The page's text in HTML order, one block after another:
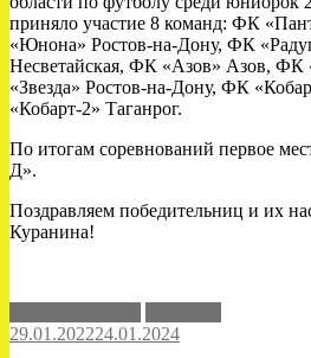
приняло участие 8 команд: ФК
«Юнона» Ростов-на-Дону, ФК
Несветайская, ФК «Азов» Азов,
«Звезда» Ростов-на-Дону, ФК
«Кобарт-2» Таганрог.
По итогам соревнований первое
Д».
Поздравляем победительниц и их
Куранина!
29.01.202224.01.2024